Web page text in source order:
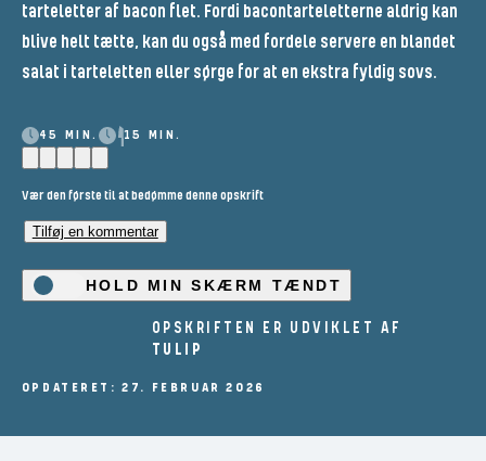
tarteletter af bacon flet. Fordi bacontarteletterne aldrig kan
blive helt tætte, kan du også med fordele servere en blandet
salat i tarteletten eller sørge for at en ekstra fyldig sovs.
45 MIN. 15 MIN.
Vær den første til at bedømme denne opskrift
Tilføj en kommentar
HOLD MIN SKÆRM TÆNDT
OPSKRIFTEN ER UDVIKLET AF
TULIP
OPDATERET: 27. FEBRUAR 2026